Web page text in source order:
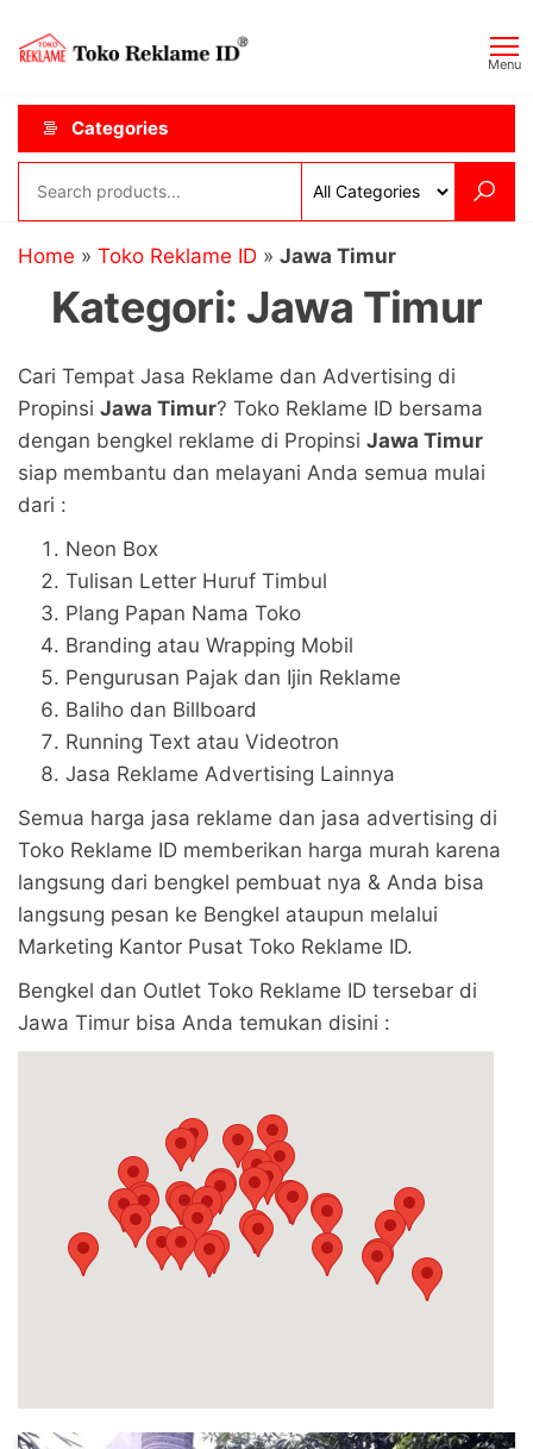
content
ID
Menu
Categories
Home » Toko Reklame ID » Jawa Timur
Kategori: Jawa Timur
Cari Tempat Jasa Reklame dan Advertising di
Propinsi Jawa Timur? Toko Reklame ID bersama
dengan bengkel reklame di Propinsi Jawa Timur
siap membantu dan melayani Anda semua mulai
dari :
Neon Box
Tulisan Letter Huruf Timbul
Plang Papan Nama Toko
Branding atau Wrapping Mobil
Pengurusan Pajak dan Ijin Reklame
Baliho dan Billboard
Running Text atau Videotron
Jasa Reklame Advertising Lainnya
Semua harga jasa reklame dan jasa advertising di
Toko Reklame ID memberikan harga murah karena
langsung dari bengkel pembuat nya & Anda bisa
langsung pesan ke Bengkel ataupun melalui
Marketing Kantor Pusat Toko Reklame ID.
Bengkel dan Outlet Toko Reklame ID tersebar di
Jawa Timur bisa Anda temukan disini :